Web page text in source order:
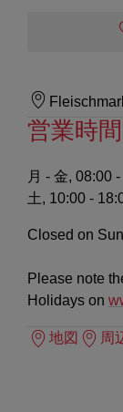
営業時間
月 - 金, 08:00
土, 10:00 -
Closed on
Please note
Holidays on
地図 周